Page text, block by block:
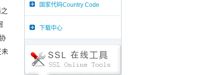
未
国家代码Country Code
下载中心